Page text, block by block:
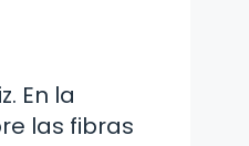
En la
las fibras